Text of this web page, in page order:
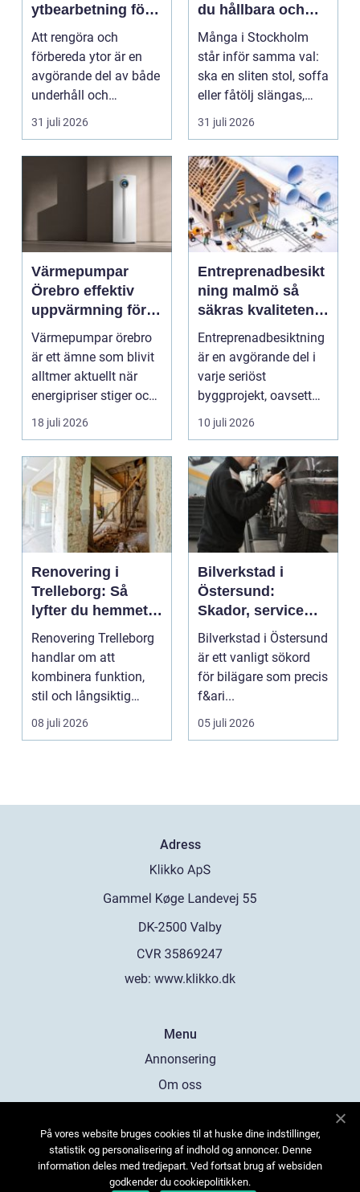
ytbearbetning för
proffs och
hantverkare
Att rengöra och
förbereda ytor är en
avgörande del av både
underhåll och
renovering. Färg, rost,
smu...
31 juli 2026
du hållbara och
vackra möbler
Många i Stockholm
står inför samma val:
ska en sliten stol, soffa
eller fåtölj slängas,
säljas billi...
31 juli 2026
Värmepumpar
Örebro effektiv
uppvärmning för
hus och
fastigheter
Värmepumpar örebro
är ett ämne som blivit
alltmer aktuellt när
energipriser stiger och
fler vill sän...
18 juli 2026
Entreprenadbesikt
ning malmö så
säkras kvaliteten i
byggprojekt
Entreprenadbesiktning
är en avgörande del i
varje seriöst
byggprojekt, oavsett
om det handlar om en
10 juli 2026
Renovering i
Trelleborg: Så
lyfter du hemmet
på ett smart sätt
Renovering Trelleborg
handlar om att
kombinera funktion,
stil och långsiktig
ekonomi i samma p...
08 juli 2026
Bilverkstad i
Östersund:
Skador, service
och smarta val för
din bil
Bilverkstad i Östersund
är ett vanligt sökord
för bilägare som precis
f&ari...
05 juli 2026
Adress
web: www.klikko.dk
Menu
Annonsering
Om oss
Kontakta oss
Sitemap
På vores website bruges cookies til at huske dine indstillinger,
statistik og personalisering af indhold og annoncer. Denne
information deles med tredjepart. Ved fortsat brug af websiden
godkender du cookiepolitikken.